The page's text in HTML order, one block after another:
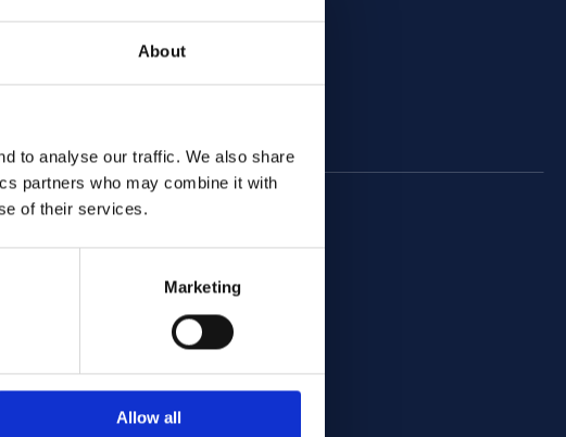
About
to analyse our traffic. We also share
partners who may combine it with
of their services.
Marketing
Allow all